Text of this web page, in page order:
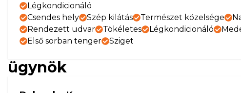
Légkondicionáló
Csendes hely
Szép kilátás Természet közelsége
Rendezett udvar
Tökéletes Légkondicionáló
Első sorban tenger
Sziget
ügynök